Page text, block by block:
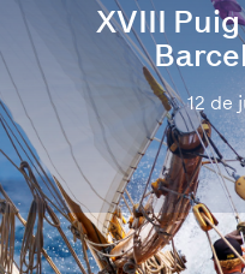
XVIII
12 de